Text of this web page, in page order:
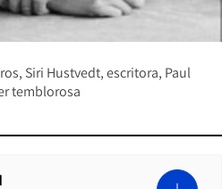
Siri Hustvedt escritora Paul
temblorosa